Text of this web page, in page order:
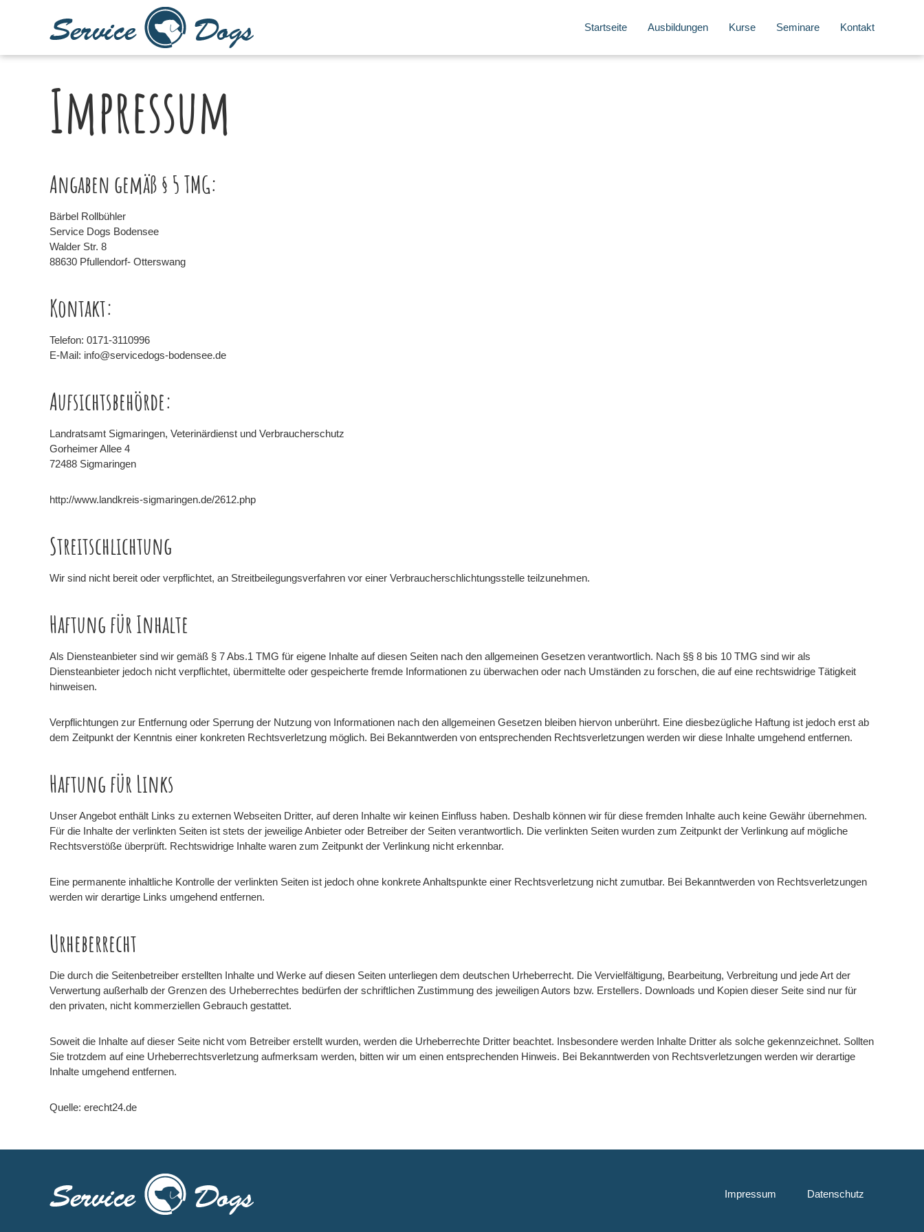
Startseite Ausbildungen Kurse Seminare Kontakt
Impressum
Angaben gemäß § 5 TMG:
Bärbel Rollbühler
Service Dogs Bodensee
Walder Str. 8
88630 Pfullendorf- Otterswang
Kontakt:
Telefon: 0171-3110996
E-Mail: info@servicedogs-bodensee.de
Aufsichtsbehörde:
Landratsamt Sigmaringen, Veterinärdienst und Verbraucherschutz
Gorheimer Allee 4
72488 Sigmaringen
http://www.landkreis-sigmaringen.de/2612.php
Streitschlichtung
Wir sind nicht bereit oder verpflichtet, an Streitbeilegungsverfahren vor einer Verbraucherschlichtungsstelle teilzunehmen.
Haftung für Inhalte
Als Diensteanbieter sind wir gemäß § 7 Abs.1 TMG für eigene Inhalte auf diesen Seiten nach den allgemeinen Gesetzen verantwortlich. Nach §§ 8 bis 10 TMG sind wir als
Diensteanbieter jedoch nicht verpflichtet, übermittelte oder gespeicherte fremde Informationen zu überwachen oder nach Umständen zu forschen, die auf eine rechtswidrige Tätigkeit
hinweisen.
Verpflichtungen zur Entfernung oder Sperrung der Nutzung von Informationen nach den allgemeinen Gesetzen bleiben hiervon unberührt. Eine diesbezügliche Haftung ist jedoch erst ab
dem Zeitpunkt der Kenntnis einer konkreten Rechtsverletzung möglich. Bei Bekanntwerden von entsprechenden Rechtsverletzungen werden wir diese Inhalte umgehend entfernen.
Haftung für Links
Unser Angebot enthält Links zu externen Webseiten Dritter, auf deren Inhalte wir keinen Einfluss haben. Deshalb können wir für diese fremden Inhalte auch keine Gewähr übernehmen.
Für die Inhalte der verlinkten Seiten ist stets der jeweilige Anbieter oder Betreiber der Seiten verantwortlich. Die verlinkten Seiten wurden zum Zeitpunkt der Verlinkung auf mögliche
Rechtsverstöße überprüft. Rechtswidrige Inhalte waren zum Zeitpunkt der Verlinkung nicht erkennbar.
Eine permanente inhaltliche Kontrolle der verlinkten Seiten ist jedoch ohne konkrete Anhaltspunkte einer Rechtsverletzung nicht zumutbar. Bei Bekanntwerden von Rechtsverletzungen
werden wir derartige Links umgehend entfernen.
Urheberrecht
Die durch die Seitenbetreiber erstellten Inhalte und Werke auf diesen Seiten unterliegen dem deutschen Urheberrecht. Die Vervielfältigung, Bearbeitung, Verbreitung und jede Art der
Verwertung außerhalb der Grenzen des Urheberrechtes bedürfen der schriftlichen Zustimmung des jeweiligen Autors bzw. Erstellers. Downloads und Kopien dieser Seite sind nur für
den privaten, nicht kommerziellen Gebrauch gestattet.
Soweit die Inhalte auf dieser Seite nicht vom Betreiber erstellt wurden, werden die Urheberrechte Dritter beachtet. Insbesondere werden Inhalte Dritter als solche gekennzeichnet. Sollten
Sie trotzdem auf eine Urheberrechtsverletzung aufmerksam werden, bitten wir um einen entsprechenden Hinweis. Bei Bekanntwerden von Rechtsverletzungen werden wir derartige
Inhalte umgehend entfernen.
Quelle: erecht24.de
Impressum Datenschutz